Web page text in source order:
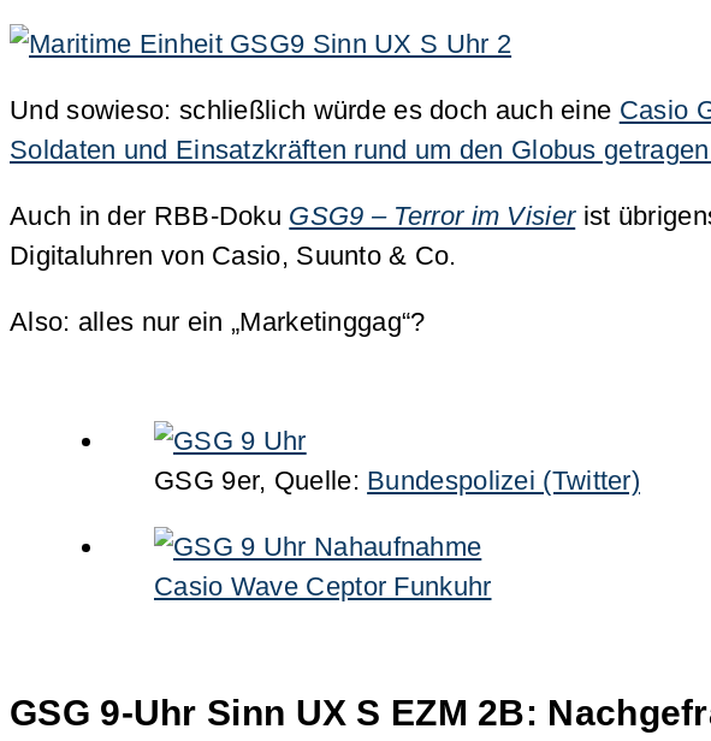
Und sowieso: schließlich würde es doch auch eine Casio
Soldaten und Einsatzkräften rund um den Globus
Auch in der RBB-Doku GSG9 – Terror im Visierist
Digitaluhren von Casio, Suunto & Co.
Also: alles nur ein „Marketinggag“?
GSG 9er, Quelle: Bundespolizei (Twitter)
Casio Wave Ceptor Funkuhr
GSG 9-Uhr Sinn UX S EZM 2B: